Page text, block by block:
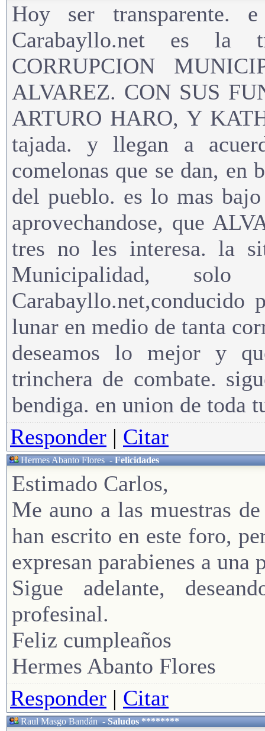
Hoy ser transparente.
Carabayllo.net es la
CORRUPCION
ALVAREZ. CON SUS
ARTURO HARO, Y
tajada. y llegan a
comelonas que se dan, en
del pueblo. es lo mas
aprovechandose, que
tres no les interesa. la
Municipalidad,
lunar en medio de tanta
deseamos lo mejor y
trinchera de combate.
bendiga. en union de toda
Responder | Citar
Hermes Abanto Flores-Felicidades
Estimado Carlos,
Me auno a las muestras
han escrito en este foro,
expresan parabienes a una
Sigue adelante,
profesinal.
Feliz cumpleaños
Hermes Abanto Flores
Responder | Citar
Raul Masgo Bandán-Saludos ********